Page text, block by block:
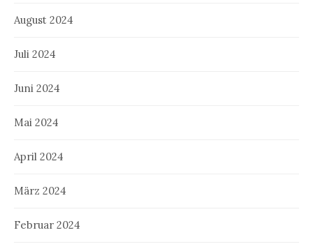
August 2024
Juli 2024
Juni 2024
Mai 2024
April 2024
März 2024
Februar 2024